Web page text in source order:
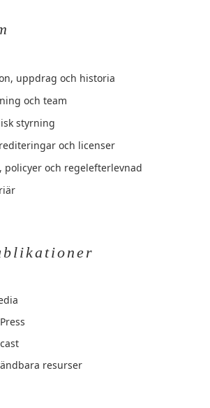
uppdrag och historia
och team
styrning
och licenser
policyer och regelefterlevnad
resurser